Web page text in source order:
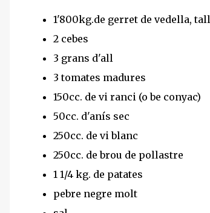
1'800kg.de gerret de vedella,
2 cebes
3 grans d'all
3 tomates madures
150cc. de vi ranci (o be conyac)
50cc. d'anís sec
250cc. de vi blanc
250cc. de brou de pollastre
1 1/4 kg. de patates
pebre negre molt